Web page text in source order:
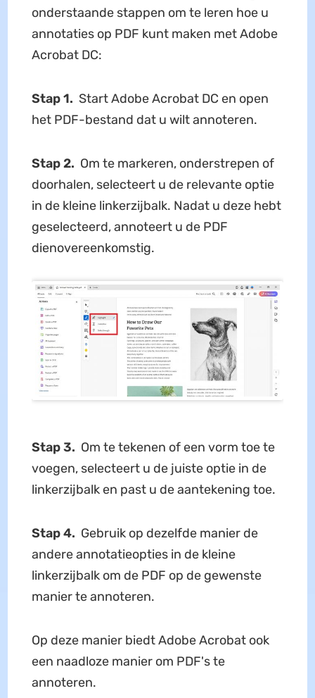
onderstaande stappen om te leren hoe u
annotaties op PDF kunt maken met Adobe
Acrobat DC:
Stap 1. Start Adobe Acrobat DC en open
het PDF-bestand dat u wilt annoteren.
Stap 2. Om te markeren, onderstrepen of
doorhalen, selecteert u de relevante optie
in de kleine linkerzijbalk. Nadat u deze hebt
geselecteerd, annoteert u de PDF
dienovereenkomstig.
Stap 3. Om te tekenen of een vorm toe te
voegen, selecteert u de juiste optie in de
linkerzijbalk en past u de aantekening toe.
Stap 4. Gebruik op dezelfde manier de
andere annotatieopties in de kleine
linkerzijbalk om de PDF op de gewenste
manier te annoteren.
Op deze manier biedt Adobe Acrobat ook
een naadloze manier om PDF's te
annoteren.